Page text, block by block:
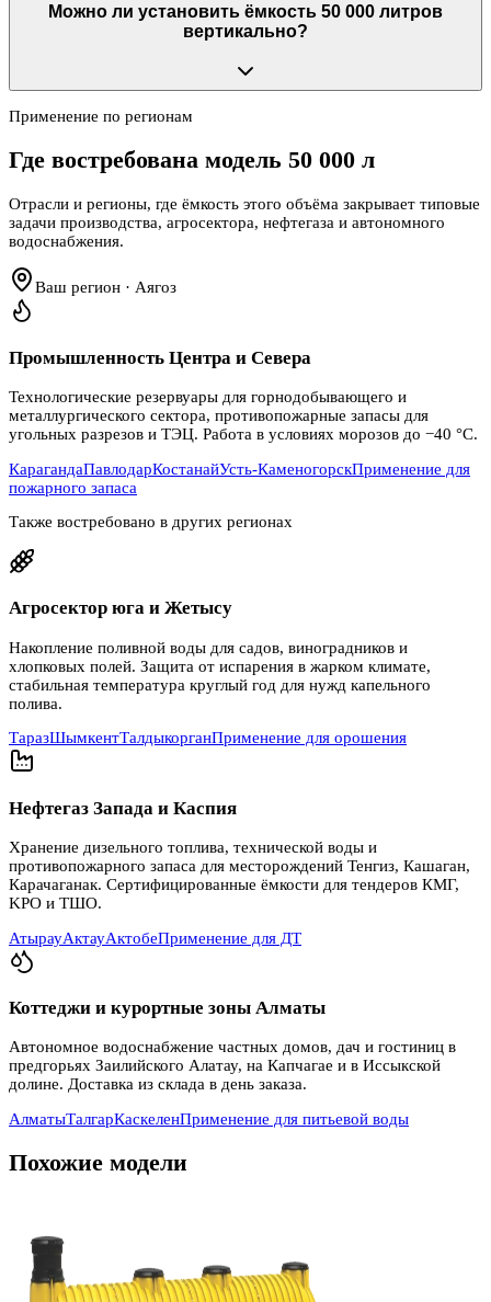
Можно ли установить ёмкость 50 000 литров
вертикально?
Применение по регионам
Где востребована модель 50 000 л
Отрасли и регионы, где ёмкость этого объёма закрывает типовые
задачи производства, агросектора, нефтегаза и автономного
водоснабжения.
Ваш регион · Аягоз
Промышленность Центра и Севера
Технологические резервуары для горнодобывающего и
металлургического сектора, противопожарные запасы для
угольных разрезов и ТЭЦ. Работа в условиях морозов до −40 °C.
КарагандаПавлодарКостанайУсть-КаменогорскПрименение для
пожарного запаса
Также востребовано в других регионах
Агросектор юга и Жетысу
Накопление поливной воды для садов, виноградников и
хлопковых полей. Защита от испарения в жарком климате,
стабильная температура круглый год для нужд капельного
полива.
ТаразШымкентТалдыкорганПрименение для орошения
Нефтегаз Запада и Каспия
Хранение дизельного топлива, технической воды и
противопожарного запаса для месторождений Тенгиз, Кашаган,
Карачаганак. Сертифицированные ёмкости для тендеров КМГ,
KPO и ТШО.
АтырауАктауАктобеПрименение для ДТ
Коттеджи и курортные зоны Алматы
Автономное водоснабжение частных домов, дач и гостиниц в
предгорьях Заилийского Алатау, на Капчагае и в Иссыкской
долине. Доставка из склада в день заказа.
АлматыТалгарКаскеленПрименение для питьевой воды
Похожие модели